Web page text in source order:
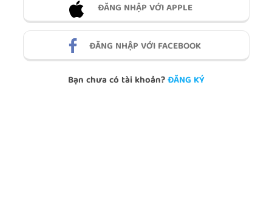
ĐĂNG NHẬP VỚI APPLE
ĐĂNG NHẬP VỚI FACEBOOK
Bạn chưa có tài khoản?ĐĂNG KÝ